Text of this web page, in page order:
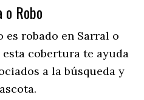
Robo
es robado en Sarral o
esta cobertura te ayuda
a la búsqueda y